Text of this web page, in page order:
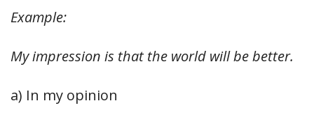
Example:
My impression is that the world will be better.
a) In my opinion